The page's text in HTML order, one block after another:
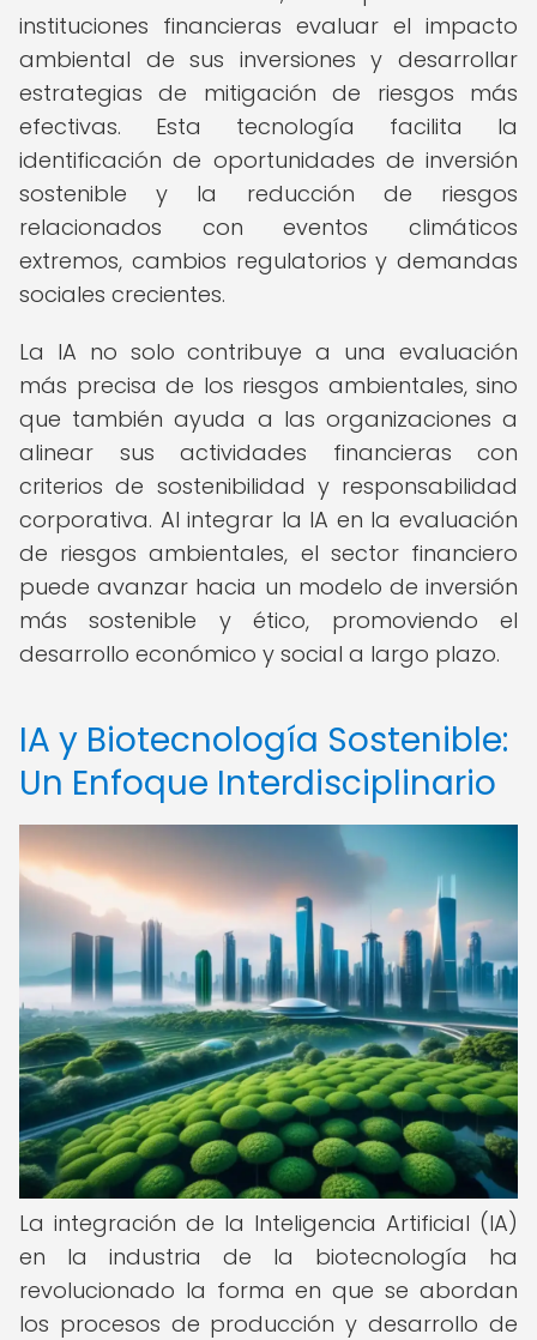
instituciones financieras evaluar el impacto
ambiental de sus inversiones y desarrollar
estrategias de mitigación de riesgos más
efectivas. Esta tecnología facilita la
identificación de oportunidades de inversión
sostenible y la reducción de riesgos
relacionados con eventos climáticos
extremos, cambios regulatorios y demandas
sociales crecientes.
La IA no solo contribuye a una evaluación
más precisa de los riesgos ambientales, sino
que también ayuda a las organizaciones a
alinear sus actividades financieras con
criterios de sostenibilidad y responsabilidad
corporativa. Al integrar la IA en la evaluación
de riesgos ambientales, el sector financiero
puede avanzar hacia un modelo de inversión
más sostenible y ético, promoviendo el
desarrollo económico y social a largo plazo.
IA y Biotecnología Sostenible:
Un Enfoque Interdisciplinario
La integración de la Inteligencia Artificial (IA)
en la industria de la biotecnología ha
revolucionado la forma en que se abordan
los procesos de producción y desarrollo de